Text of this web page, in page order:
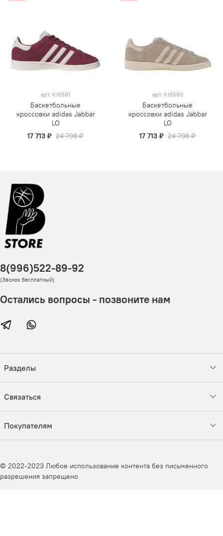
арт. KI6561
Баскетбольные
кроссовки adidas Jabbar
LO
17 713 ₽ 24 798 ₽
арт. KI6560
Баскетбольные
кроссовки adidas Jabbar
LO
17 713 ₽ 24 798 ₽
Разделы
Связаться
Покупателям
8(996)522-89-92
(Звонок бесплатный)
Остались вопросы - позвоните нам
© 2022-2023 Любое использование контента без письменного
разрешения запрещено